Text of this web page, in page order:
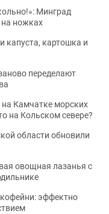
Минград
ножках
капуста, картошка и
переделают
на Камчатке морских
на Кольском севере?
области обновили
овощная лазанья с
эффектно